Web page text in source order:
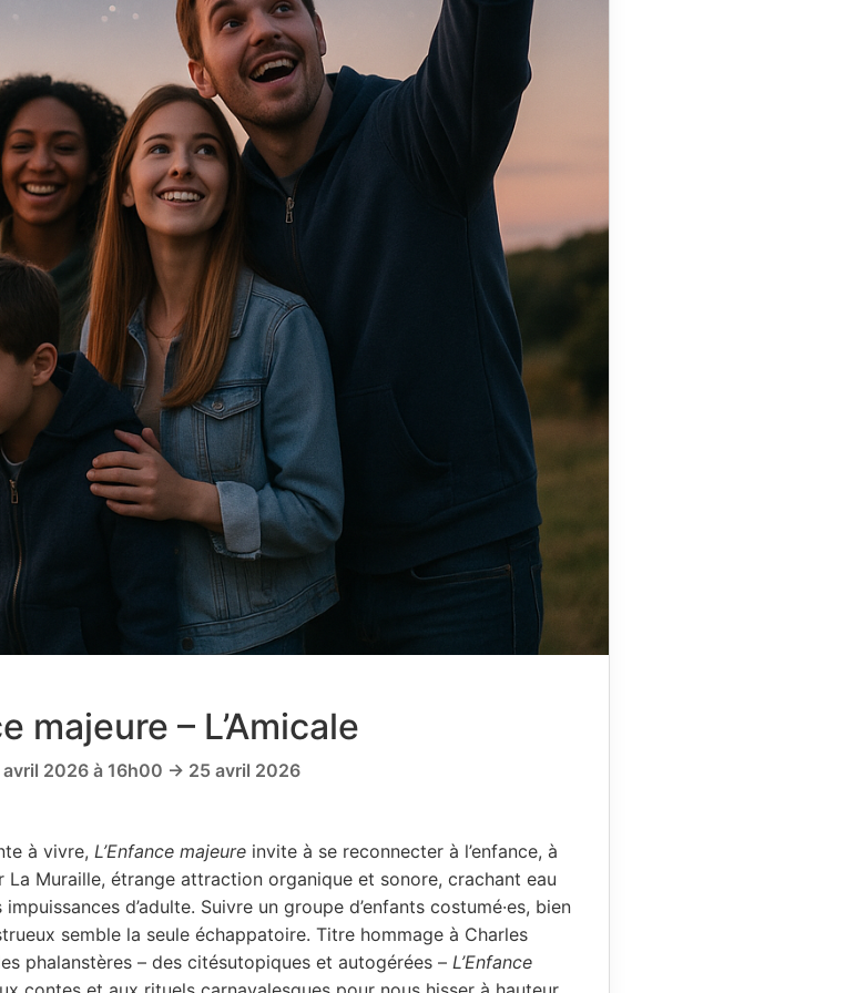
majeure – L’Amicale
2026 à 16h00 → 25 avril 2026
à vivre, L’Enfance majeure invite à se reconnecter à l’enfance, à
Muraille, étrange attraction organique et sonore, crachant eau
d’adulte. Suivre un groupe d’enfants costumé·es, bien
semble la seule échappatoire. Titre hommage à Charles
phalanstères – des citésutopiques et autogérées – L’Enfance